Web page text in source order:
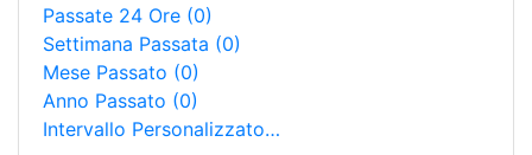
Passate 24 Ore (0)
Settimana Passata (0)
Mese Passato (0)
Anno Passato (0)
Intervallo Personalizzato…